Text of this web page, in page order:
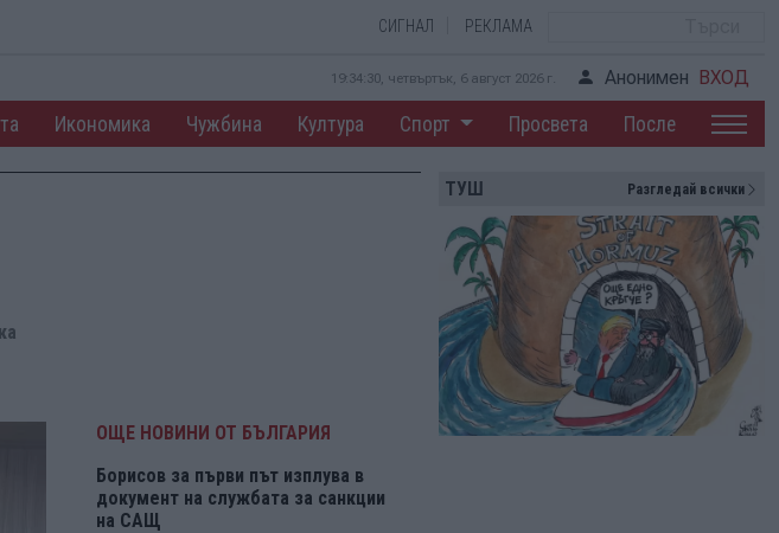
СИГНАЛ РЕКЛАМА
19:34:30, четвъртък, 6 август 2026 г. Анонимен ВХОД
Икономика Чужбина Култура Спорт Просвета После
ОЩЕ НОВИНИ ОТ БЪЛГАРИЯ
Борисов за първи път изплува в
документ на службата за санкции
на САЩ
ТУШ Разгледай всички